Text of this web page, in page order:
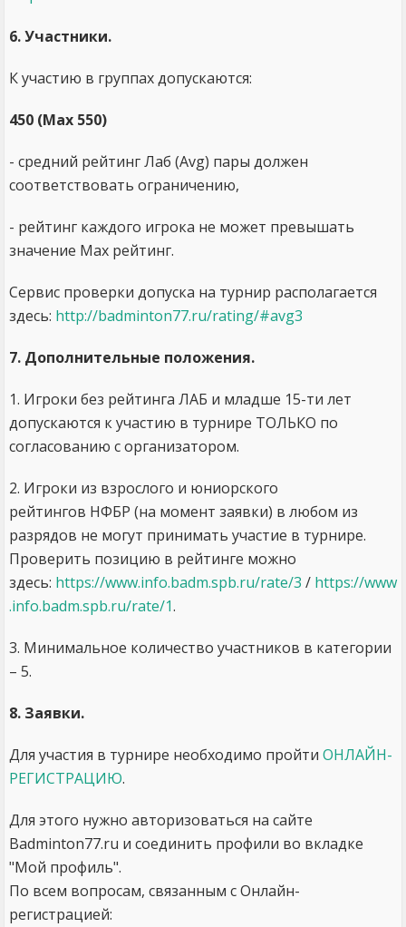
6. Участники.
К участию в группах допускаются:
450 (Max 550)
- средний рейтинг Лаб (Avg) пары должен
соответствовать ограничению,
- рейтинг каждого игрока не может превышать
значение Max рейтинг.
Сервис проверки допуска на турнир располагается
здесь: http://badminton77.ru/rating/#avg3
7. Дополнительные положения.
1. Игроки без рейтинга ЛАБ и младше 15-ти лет
допускаются к участию в турнире ТОЛЬКО по
согласованию с организатором.
2. Игроки из взрослого и юниорского
рейтингов НФБР (на момент заявки) в любом из
разрядов не могут принимать участие в турнире.
Проверить позицию в рейтинге можно
здесь: https://www.info.badm.spb.ru/rate/3 / https://www
.info.badm.spb.ru/rate/1.
3. Минимальное количество участников в категории
– 5.
8. Заявки.
Для участия в турнире необходимо пройти ОНЛАЙН-
РЕГИСТРАЦИЮ.
Для этого нужно авторизоваться на сайте
Badminton77.ru и соединить профили во вкладке
"Мой профиль".
По всем вопросам, связанным с Онлайн-
регистрацией: